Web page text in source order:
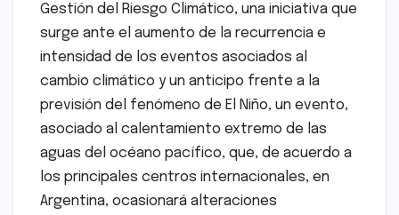
Gestión del Riesgo Climático, una iniciativa que
surge ante el aumento de la recurrencia e
intensidad de los eventos asociados al
cambio climático y un anticipo frente a la
previsión del fenómeno de El Niño, un evento,
asociado al calentamiento extremo de las
aguas del océano pacífico, que, de acuerdo a
los principales centros internacionales, en
Argentina, ocasionará alteraciones